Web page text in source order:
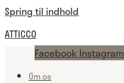
Spring til indhold
ATTICCO
Facebook Instagram
Om os